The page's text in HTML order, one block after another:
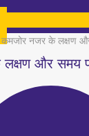
कमजोर नजर के लक्षण
और समय